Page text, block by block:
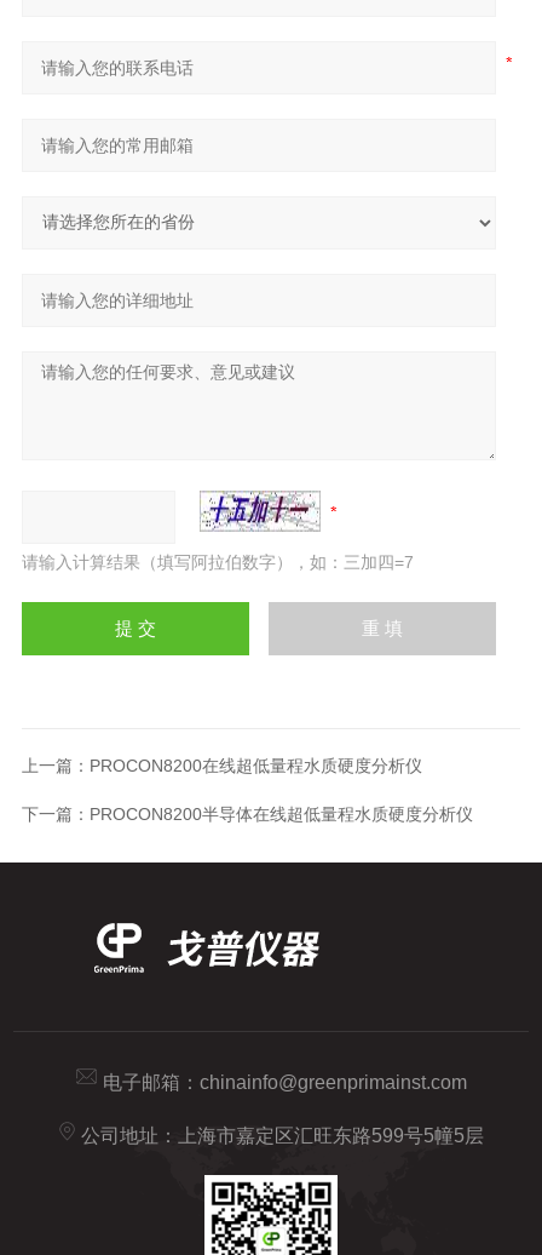
请输入计算结果（填写阿拉伯数字），如：三加四=7
上一篇： PROCON8200在线超低量程水质硬度分析仪
下一篇： PROCON8200半导体在线超低量程水质硬度分析仪
电子邮箱： chinainfo@greenprimainst.com
公司地址：上海市嘉定区汇旺东路599号5幢5层